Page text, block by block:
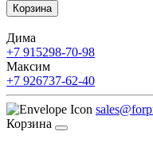
Корзина
Дима
+7 915298-70-98
Максим
+7 926737-62-40
Корзина